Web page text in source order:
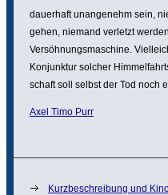
dauerhaft unan­ge­nehm sein,
gehen, niemand verletzt
Versöh­nungs­ma­schine.
Konjunktur solcher
schaft soll selbst der Tod noch
Axel Timo Purr
Kurzbeschreibung und